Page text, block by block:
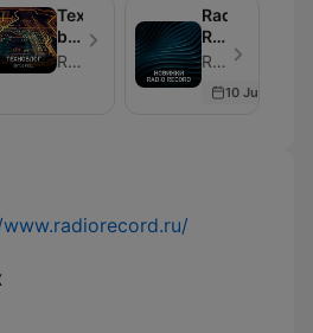
Техноблог
by
DJRadio Record
Radio
Record
New
Radio Record - Épisode 250
10 Jul 2026